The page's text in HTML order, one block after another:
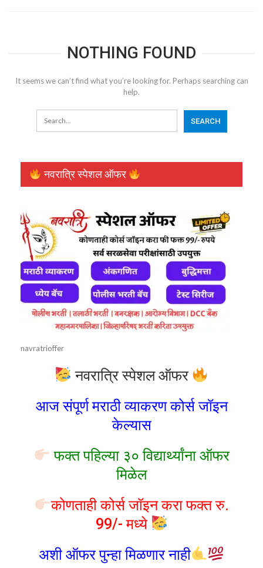
NOTHING FOUND
It seems we can’t find what you’re looking for. Perhaps searching can
help.
नवरात्रि स्पेशल ऑफर
navratrioffer
नवरात्रि स्पेशल ऑफर
आज संपूर्ण मराठी व्याकरण कोर्स जॉइन
केल्यास
फक्त पहिल्या ३० विद्यार्थ्यांना ऑफर
मिळेल
कोणताही कोर्स जॉइन करा फक्त रु.
99/- मध्ये
अशी ऑफर पुन्हा मिळणार नाही